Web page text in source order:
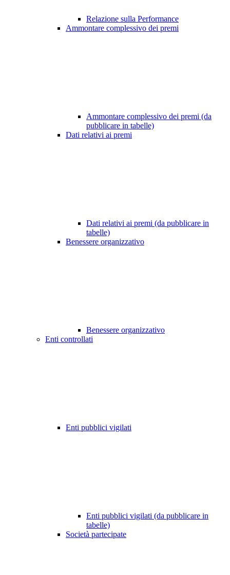
Relazione sulla Performance
Ammontare complessivo dei premi
Ammontare complessivo dei premi (da
pubblicare in tabelle)
Dati relativi ai premi
Dati relativi ai premi (da pubblicare in
tabelle)
Benessere organizzativo
Benessere organizzativo
Enti controllati
Enti pubblici vigilati
Enti pubblici vigilati (da pubblicare in
tabelle)
Società partecipate